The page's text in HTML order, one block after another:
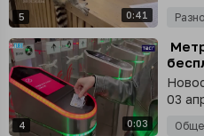
5 0:41
4 0:03
03